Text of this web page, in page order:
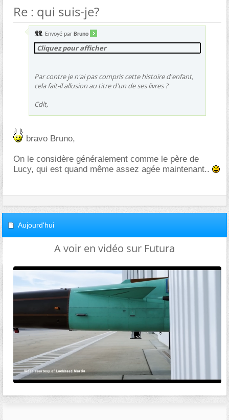
Re : qui suis-je?
Envoyé par Bruno
Cliquez pour afficher
Par contre je n'ai pas compris cette histoire d'enfant,
cela fait-il allusion au titre d'un de ses livres ?
Cdlt,
bravo Bruno,
On le considère généralement comme le père de
Lucy, qui est quand même assez agée maintenant..
Aujourd'hui
A voir en vidéo sur Futura